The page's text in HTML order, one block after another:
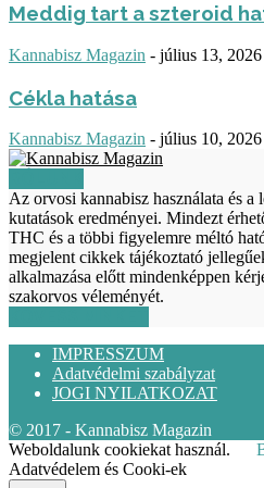
Meddig tart a szteroid
Kannabisz Magazin - július 13, 2026
Cékla hatása
Kannabisz Magazin - július 10, 2026
Az orvosi kannabisz használata és a
kutatások eredményei. Mindezt
THC és a többi figyelemre méltó
megjelent cikkek tájékoztató
alkalmazása előtt mindenképpen
szakorvos véleményét.
IMPRESSZUM
Adatvédelmi szabályzat
JOGI NYILATKOZAT
© 2017 - Kannabisz Magazin
Weboldalunk cookiekat használ.
Adatvédelem és Cooki-ek